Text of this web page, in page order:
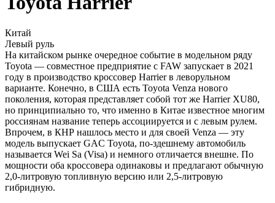
Китай
Левый руль
На китайском рынке очередное событие в модельном ряду
Toyota — совместное предприятие с FAW запускает в 2021
году в производство кроссовер Harrier в леворульном
варианте. Конечно, в США есть Toyota Venza нового
поколения, которая представляет собой тот же Harrier XU80,
но принципиально то, что именно в Китае известное многим
россиянам название теперь ассоциируется и с левым рулем.
Впрочем, в КНР нашлось место и для своей Venza — эту
модель выпускает GAC Toyota, по-здешнему автомобиль
называется Wei Sa (Visa) и немного отличается внешне. По
мощности оба кроссовера одинаковы и предлагают обычную
2,0-литровую топливную версию или 2,5-литровую
гибридную.